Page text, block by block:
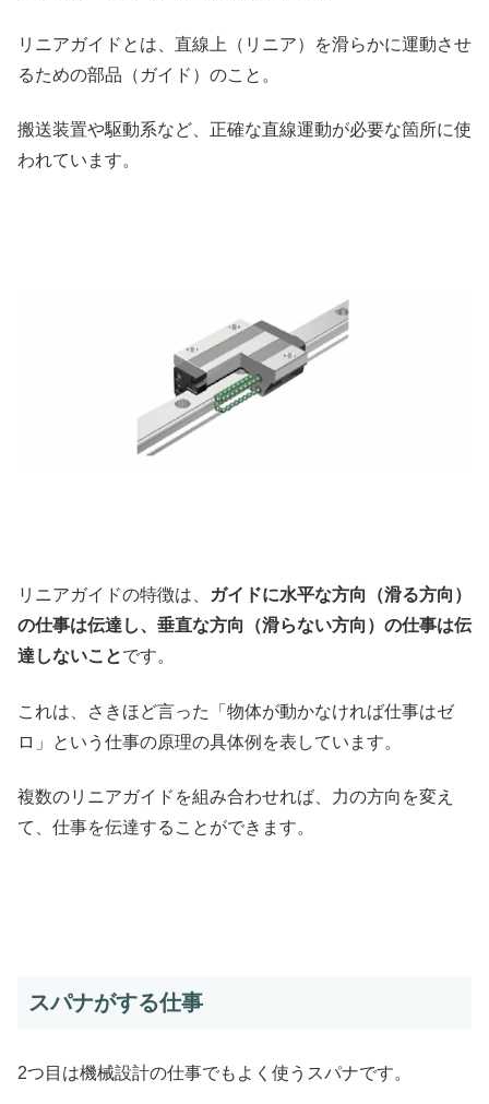
リニアガイドとは、直線上（リニア）を滑らかに運動させ
るための部品（ガイド）のこと。
搬送装置や駆動系など、正確な直線運動が必要な箇所に使
われています。
リニアガイドの特徴は、
ガイドに水平な方向（滑る方向）
の仕事は伝達し、垂直な方向（滑らない方向）の仕事は伝
達しないことです。
これは、さきほど言った「物体が動かなければ仕事はゼ
ロ」という仕事の原理の具体例を表しています。
複数のリニアガイドを組み合わせれば、力の方向を変え
て、仕事を伝達することができます。
スパナがする仕事
2つ目は機械設計の仕事でもよく使うスパナです。